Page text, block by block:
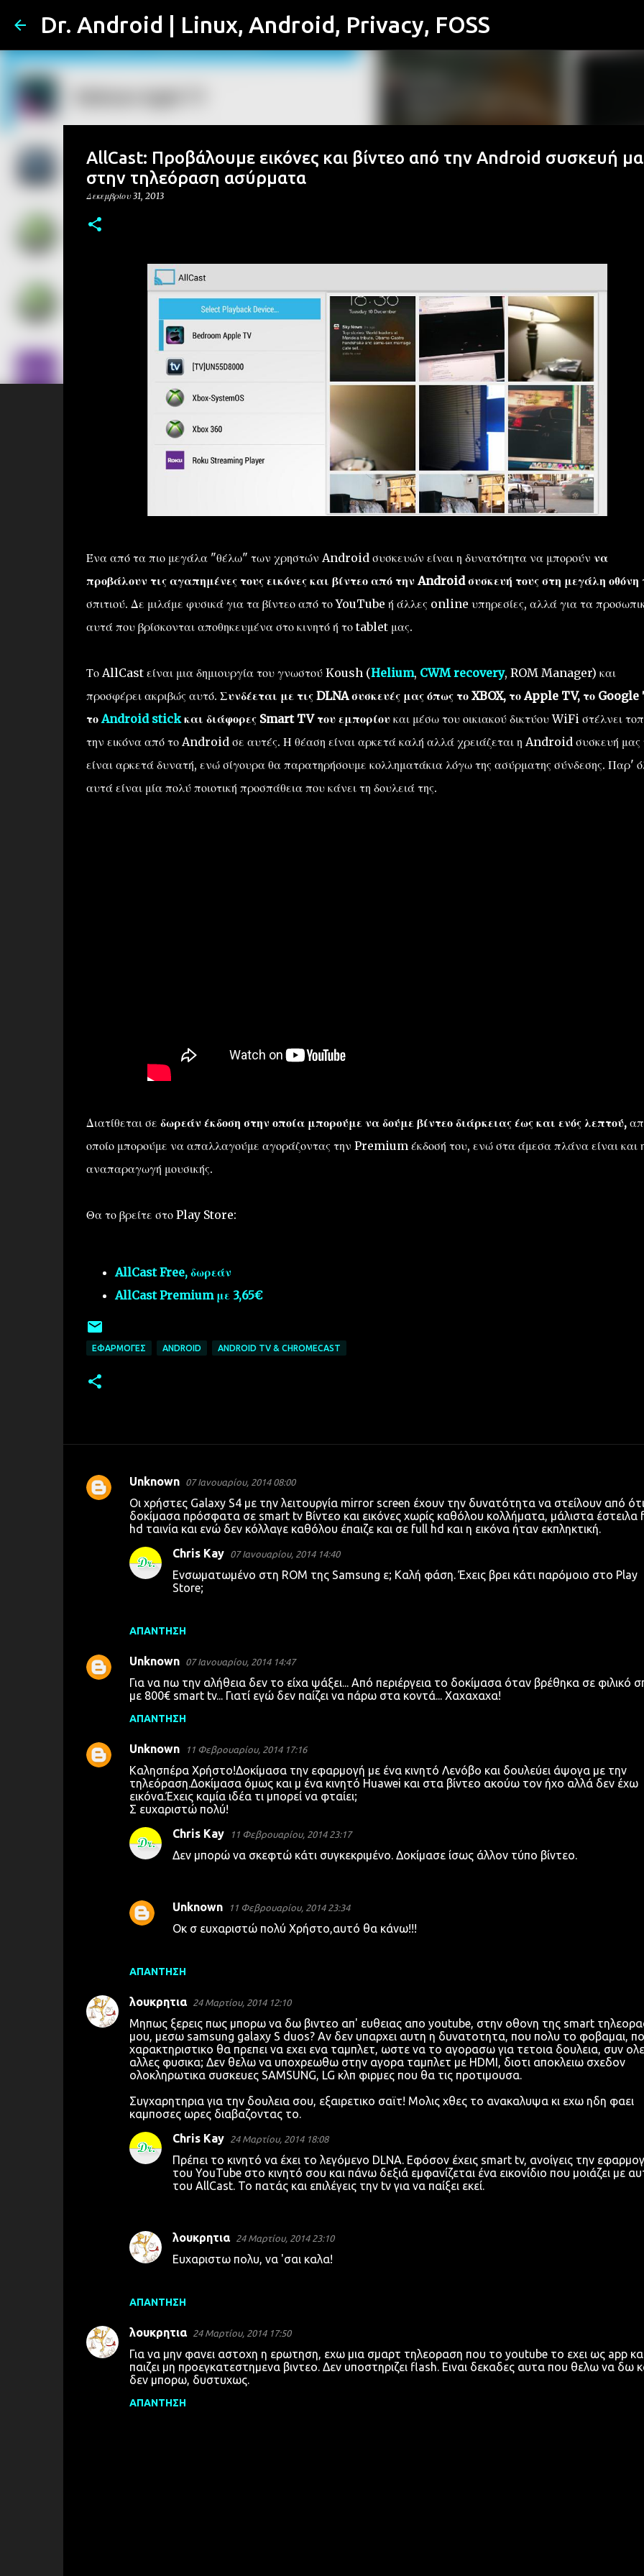
Μετάβαση στο κύριο περιεχόμενο
Dr. Android | Linux, Android, Privacy, FOSS
AllCast: Προβάλουμε εικόνες και βίντεο από την Android συσκευή
στην τηλεόραση ασύρματα
Δεκεμβρίου 31, 2013
Ένα από τα πιο μεγάλα "θέλω" των χρηστών Android συσκευών είναι η δυνατότητα να μπορούν να
προβάλουν τις αγαπημένες τους εικόνες και βίντεο από την Android συσκευή τους στη μεγάλη οθόνη
σπιτιού. Δε μιλάμε φυσικά για τα βίντεο από το YouTube ή άλλες online υπηρεσίες, αλλά για τα
αυτά που βρίσκονται αποθηκευμένα στο κινητό ή το tablet μας.
Το AllCast είναι μια δημιουργία του γνωστού Koush (Helium, CWM recovery, ROM Manager) και
προσφέρει ακριβώς αυτό. Συνδέεται με τις DLNA συσκευές μας όπως το XBOX, το Apple TV, το Google
τοAndroid stickκαι διάφορες Smart TV του εμπορίουκαι μέσω του οικιακού δικτύου WiFi στέλνει
την εικόνα από το Android σε αυτές. Η θέαση είναι αρκετά καλή αλλά χρειάζεται η Android συσκευή μας
είναι αρκετά δυνατή, ενώ σίγουρα θα παρατηρήσουμε κολληματάκια λόγω της ασύρματης σύνδεσης. Παρ'
αυτά είναι μία πολύ ποιοτική προσπάθεια που κάνει τη δουλειά της.
Διατίθεται σε δωρεάν έκδοση στην οποία μπορούμε να δούμε βίντεο διάρκειας έως και ενός λεπτού,
οποίο μπορούμε να απαλλαγούμε αγοράζοντας την Premium έκδοσή του, ενώ στα άμεσα πλάνα είναι και
αναπαραγωγή μουσικής.
Θα το βρείτε στο Play Store:
AllCast Free, δωρεάν
AllCast Premium με 3,65€
ΕΦΑΡΜΟΓΈΣ ANDROID ANDROID TV & CHROMECAST
Σ
Unknown 07 Ιανουαρίου, 2014 08:00
Οι χρήστες Galaxy S4 με την λειτουργία mirror screen έχουν την δυνατότητα να στείλουν από ότι
δοκίμασα πρόσφατα σε smart tv Βίντεο και εικόνες χωρίς καθόλου κολλήματα, μάλιστα έστειλα
hd ταινία και ενώ δεν κόλλαγε καθόλου έπαιζε και σε full hd και η εικόνα ήταν εκπληκτική.
ΑΠΆΝΤΗΣΗ
Chris Kay 07 Ιανουαρίου, 2014 14:40
Ενσωματωμένο στη ROM της Samsung ε; Καλή φάση. Έχεις βρει κάτι παρόμοιο στο Play
Store;
Unknown 07 Ιανουαρίου, 2014 14:47
Για να πω την αλήθεια δεν το είχα ψάξει... Από περιέργεια το δοκίμασα όταν βρέθηκα σε φιλικό
με 800€ smart tv... Γιατί εγώ δεν παίζει να πάρω στα κοντά... Χαχαχαχα!
ΑΠΆΝΤΗΣΗ
Unknown 11 Φεβρουαρίου, 2014 17:16
Καλησπέρα Χρήστο!Δοκίμασα την εφαρμογή με ένα κινητό Λενόβο και δουλεύει άψογα με την
τηλεόραση.Δοκίμασα όμως και μ ένα κινητό Huawei και στα βίντεο ακούω τον ήχο αλλά δεν έχω
εικόνα.Έχεις καμία ιδέα τι μπορεί να φταίει;
Σ ευχαριστώ πολύ!
ΑΠΆΝΤΗΣΗ
Chris Kay 11 Φεβρουαρίου, 2014 23:17
Δεν μπορώ να σκεφτώ κάτι συγκεκριμένο. Δοκίμασε ίσως άλλον τύπο βίντεο.
Unknown 11 Φεβρουαρίου, 2014 23:34
Οκ σ ευχαριστώ πολύ Χρήστο,αυτό θα κάνω!!!
λουκρητια 24 Μαρτίου, 2014 12:10
Μηπως ξερεις πως μπορω να δω βιντεο απ' ευθειας απο youtube, στην οθονη της smart
μου, μεσω samsung galaxy S duos? Αν δεν υπαρχει αυτη η δυνατοτητα, που πολυ το φοβαμαι,
χαρακτηριστικο θα πρεπει να εχει ενα ταμπλετ, ωστε να το αγορασω για τετοια δουλεια, συν
αλλες φυσικα; Δεν θελω να υποχρεωθω στην αγορα ταμπλετ με HDMI, διοτι αποκλειω σχεδον
ολοκληρωτικα συσκευες SAMSUNG, LG κλπ φιρμες που θα τις προτιμουσα.
Συγχαρητηρια για την δουλεια σου, εξαιρετικο σαϊτ! Μολις χθες το ανακαλυψα κι εχω ηδη φαει
καμποσες ωρες διαβαζοντας το.
ΑΠΆΝΤΗΣΗ
Chris Kay 24 Μαρτίου, 2014 18:08
Πρέπει το κινητό να έχει το λεγόμενο DLNA. Εφόσον έχεις smart tv, ανοίγεις την
του YouTube στο κινητό σου και πάνω δεξιά εμφανίζεται ένα εικονίδιο που μοιάζει με
του AllCast. Το πατάς και επιλέγεις την tv για να παίξει εκεί.
λουκρητια 24 Μαρτίου, 2014 23:10
Ευχαριστω πολυ, να 'σαι καλα!
λουκρητια 24 Μαρτίου, 2014 17:50
Για να μην φανει αστοχη η ερωτηση, εχω μια σμαρτ τηλεοραση που το youtube το εχει ως app
παιζει μη προεγκατεστημενα βιντεο. Δεν υποστηριζει flash. Ειναι δεκαδες αυτα που θελω να δω
δεν μπορω, δυστυχως.
ΑΠΆΝΤΗΣΗ